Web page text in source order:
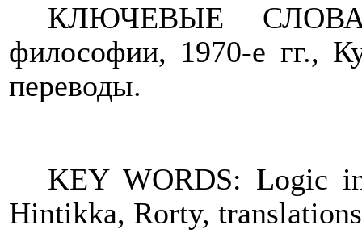
КЛЮЧЕВЫЕ СЛОВА:
философии, 1970-е гг.,
переводы.
KEY WORDS: Logic
Hintikka, Rorty,